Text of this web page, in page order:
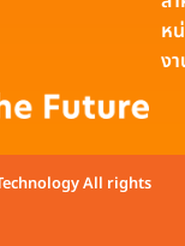
ห
ง
All rights